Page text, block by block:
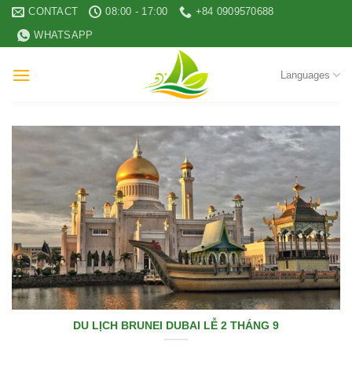
Skip
content
CONTACT 08:00 - 17:00
+84 0909570688
WHATSAPP
Languages
DU LỊCH BRUNEI DUBAI LỄ 2 THÁNG 9